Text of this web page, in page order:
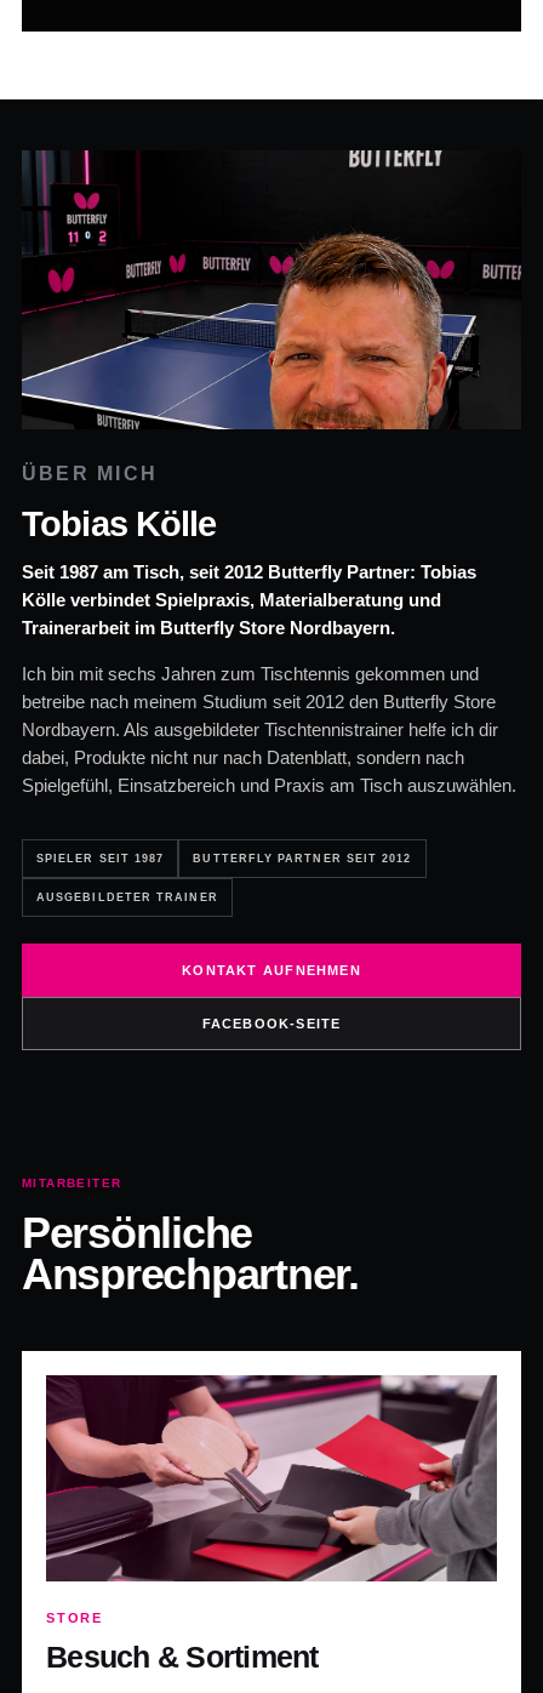
ÜBER MICH
Tobias Kölle
Seit 1987 am Tisch, seit 2012 Butterfly Partner: Tobias
Kölle verbindet Spielpraxis, Materialberatung und
Trainerarbeit im Butterfly Store Nordbayern.
Ich bin mit sechs Jahren zum Tischtennis gekommen und
betreibe nach meinem Studium seit 2012 den Butterfly Store
Nordbayern. Als ausgebildeter Tischtennistrainer helfe ich dir
dabei, Produkte nicht nur nach Datenblatt, sondern nach
Spielgefühl, Einsatzbereich und Praxis am Tisch auszuwählen.
SPIELER SEIT 1987 BUTTERFLY PARTNER SEIT 2012
AUSGEBILDETER TRAINER
KONTAKT AUFNEHMEN
FACEBOOK-SEITE
MITARBEITER
Persönliche
Ansprechpartner.
STORE
Besuch & Sortiment